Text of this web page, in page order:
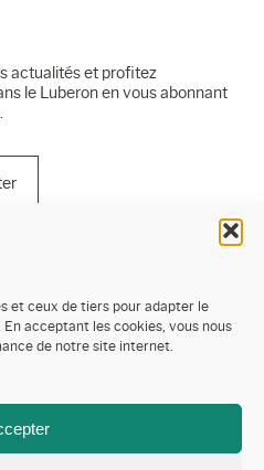
et ceux de tiers pour adapter le
acceptant les cookies, vous nous
de notre site internet.
actualités et profitez
le Luberon en vous abonnant